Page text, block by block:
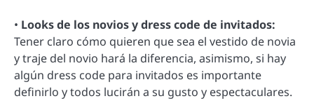
• Looks de los novios y dress code de invitados:
Tener claro cómo quieren que sea el vestido de novia
y traje del novio hará la diferencia, asimismo, si hay
algún dress code para invitados es importante
definirlo y todos lucirán a su gusto y espectaculares.